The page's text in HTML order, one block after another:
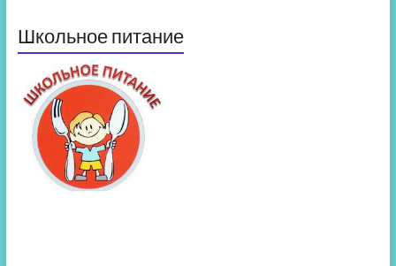
Школьное питание